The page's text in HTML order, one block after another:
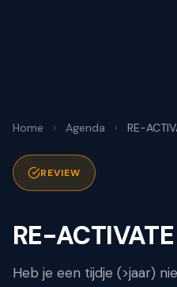
Home › Agenda › RE-
REVIEW
RE-ACTIVATE
Heb je een tijdje (>jaar)